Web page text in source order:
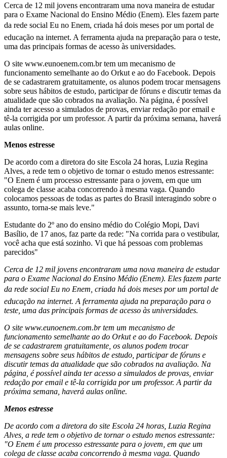
Cerca de 12 mil jovens encontraram uma nova maneira de estudar
para o Exame Nacional do Ensino Médio (Enem). Eles fazem parte
da rede social Eu no Enem, criada há dois meses por um portal de
educação na internet. A ferramenta ajuda na preparação para o teste,
uma das principais formas de acesso às universidades.
O site www.eunoenem.com.br tem um mecanismo de
funcionamento semelhante ao do Orkut e ao do Facebook. Depois
de se cadastrarem gratuitamente, os alunos podem trocar mensagens
sobre seus hábitos de estudo, participar de fóruns e discutir temas da
atualidade que são cobrados na avaliação. Na página, é possível
ainda ter acesso a simulados de provas, enviar redação por email e
tê-la corrigida por um professor. A partir da próxima semana, haverá
aulas online.
Menos estresse
De acordo com a diretora do site Escola 24 horas, Luzia Regina
Alves, a rede tem o objetivo de tornar o estudo menos estressante:
"O Enem é um processo estressante para o jovem, em que um
colega de classe acaba concorrendo à mesma vaga. Quando
colocamos pessoas de todas as partes do Brasil interagindo sobre o
assunto, torna-se mais leve."
Estudante do 2º ano do ensino médio do Colégio Mopi, Davi
Basílio, de 17 anos, faz parte da rede: "Na corrida para o vestibular,
você acha que está sozinho. Vi que há pessoas com problemas
parecidos"
Cerca de 12 mil jovens encontraram uma nova maneira de estudar
para o Exame Nacional do Ensino Médio (Enem). Eles fazem parte
da rede social Eu no Enem, criada há dois meses por um portal de
educação na internet. A ferramenta ajuda na preparação para o
teste, uma das principais formas de acesso às universidades.
O site www.eunoenem.com.br tem um mecanismo de
funcionamento semelhante ao do Orkut e ao do Facebook. Depois
de se cadastrarem gratuitamente, os alunos podem trocar
mensagens sobre seus hábitos de estudo, participar de fóruns e
discutir temas da atualidade que são cobrados na avaliação. Na
página, é possível ainda ter acesso a simulados de provas, enviar
redação por email e tê-la corrigida por um professor. A partir da
próxima semana, haverá aulas online.
Menos estresse
De acordo com a diretora do site Escola 24 horas, Luzia Regina
Alves, a rede tem o objetivo de tornar o estudo menos estressante:
"O Enem é um processo estressante para o jovem, em que um
colega de classe acaba concorrendo à mesma vaga. Quando